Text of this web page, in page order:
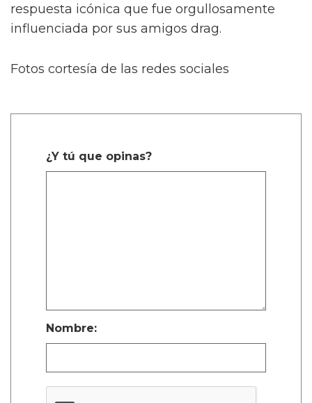
respuesta icónica que fue orgullosamente
influenciada por sus amigos drag.
Fotos cortesía de las redes sociales
¿Y tú que opinas?
Nombre: